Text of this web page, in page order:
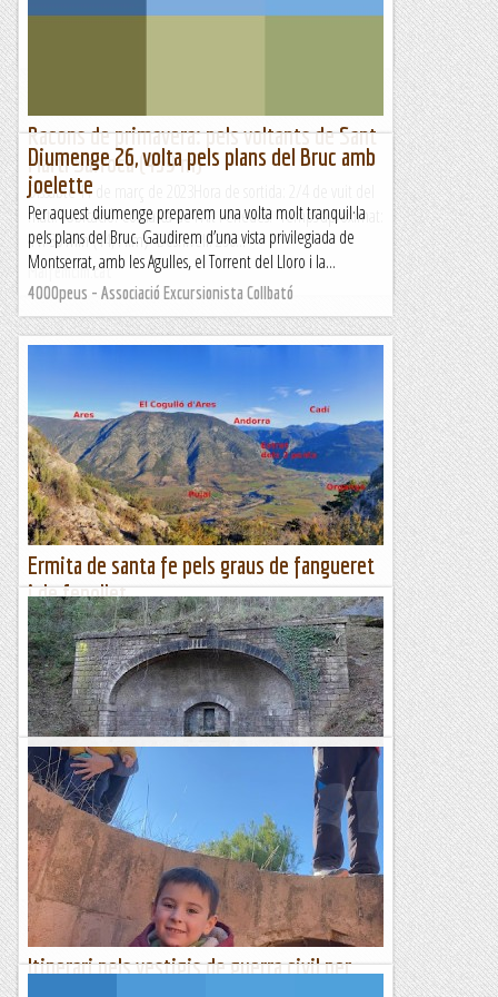
dominicals, per entrenar o simplement per passar...
Racons de primavera: pels voltants de Sant
Martí Sarroca (459 m)
Dissabte 11 de març de 2023Hora de sortida: 2/4 de vuit del
matí. Ubicació: Comarca de l'Alt Penedès. Temps aproximat:
4 h 30 min (14,4 km) Desnivell: 290...
Maifemcim.cat
Diumenge 26, volta pels plans del Bruc amb
joelette
Per aquest diumenge preparem una volta molt tranquil·la
pels plans del Bruc. Gaudirem d’una vista privilegiada de
Montserrat, amb les Agulles, el Torrent del Lloro i la...
4000peus - Associació Excursionista Collbató
Ermita de santa fe pels graus de fangueret
i de fenollet
M'he quedat sorprès d'aquesta superba excursió. Pujo pel
grau de Fangueret (Fangaret), vaig a l'ermita de Santa Fe
amb una panoràmica excepcional i baixo pel superb grau
de...
Excursions del Joan Ramon
Monistrolet ; Volta pels seus indrets
&nb...
Kimisades
Itinerari pels vestigis de guerra civil per